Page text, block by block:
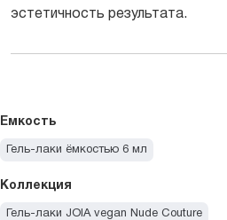
эстетичность результата.
Емкость
Гель-лаки ёмкостью 6 мл
Коллекция
Гель-лаки JOIA vegan Nude Couture